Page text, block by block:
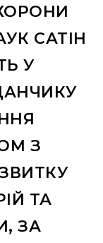
САТІН
У
З
ТА
ЗА